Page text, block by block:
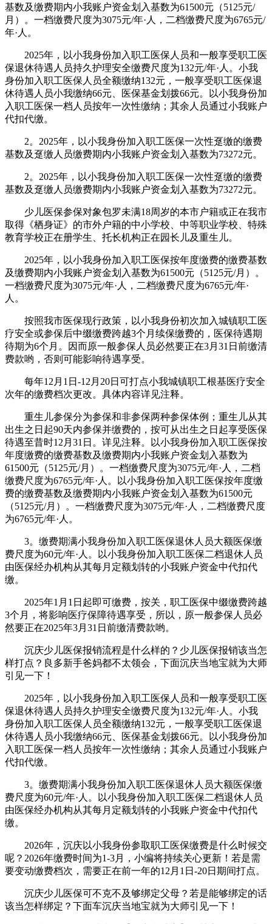
基数及缴费期内小我账户资金划入基数为61500元（5125元/
月）。一档缴费尺度为3075元/年·人，二档缴费尺度为6765元/
年·人。
2025年，以小我身份加入职工医保人员和一般享受职工医
保退休待遇人员持久护理安全缴费尺度为132元/年·人。小我
身份加入职工医保人员全额缴纳132元，一般享受职工医保退
休待遇人员小我缴纳66元、医保基金划拨66元。以小我身份加
入职工医保一档人员按年一次性缴纳；其余人员通过小我账户
代扣代缴。
2。2025年，以小我身份加入职工医保一次性趸缴的缴费
基数及趸缴人员缴费期内小我账户资金划入基数为73272元。
2。2025年，以小我身份加入职工医保一次性趸缴的缴费
基数及趸缴人员缴费期内小我账户资金划入基数为73272元。
少儿医保参保对象包罗未满18周岁的本市户籍或正在我市
取得《栖身证》的市外户籍的中小学校、中等职业学校、特殊
教育学校正在册学生、托长机构正在园长儿及重生儿。
2025年，以小我身份加入职工医保按年度缴费的缴费基数
及缴费期内小我账户资金划入基数为61500元（5125元/月）。
一档缴费尺度为3075元/年·人，二档缴费尺度为6765元/年·
人。
按照我市医保现行政策，以小我身份初次加入城镇职工医
疗安全或参保后中缀缴费跨越3个月续保缴费的，医保待遇期
待期为6个月。因而原一般参保人员必然要正在3月31日前缴清
费款哟，否则可能影响待遇享受。
每年12月1日-12月20日可打点小我城镇职工根基医疗安全
次年的缴费档次更改。具体内容详见注释。
重生儿参保分为参保和非参保两种参保体例；重生儿从其
出生之日起90天内参保并缴费的，按可从出生之日起享受医保
待遇至昔时12月31日。详见注释。以小我身份加入职工医保按
年度缴费的缴费基数及缴费期内小我账户资金划入基数为
61500元（5125元/月）。一档缴费尺度为3075元/年·人，二档
缴费尺度为6765元/年·人。以小我身份加入职工医保按年度缴
费的缴费基数及缴费期内小我账户资金划入基数为61500元
（5125元/月）。一档缴费尺度为3075元/年·人，二档缴费尺度
为6765元/年·人。
3。缴费期满小我身份加入职工医保退休人员大额医保缴
费尺度为60元/年·人。以小我身份加入职工医保二档退休人员
由医保经办机构从其每月定额划转的小我账户资金中代扣代
缴。
2025年1月1日起即可缴费，按关，职工医保中缀缴费跨越
3个月，将影响医疗保障待遇享受，所以，原一般参保人员必
然要正在2025年3月31日前缴清费款哟。
沉庆少儿医保报销流程是什么样的？少儿医保报销该当怎
样打点？良多新手爸妈都不太领会，下面沉庆当地宝就为大师
引见一下！
2025年，以小我身份加入职工医保人员和一般享受职工医
保退休待遇人员持久护理安全缴费尺度为132元/年·人。小我
身份加入职工医保人员全额缴纳132元，一般享受职工医保退
休待遇人员小我缴纳66元、医保基金划拨66元。以小我身份加
入职工医保一档人员按年一次性缴纳；其余人员通过小我账户
代扣代缴。
3。缴费期满小我身份加入职工医保退休人员大额医保缴
费尺度为60元/年·人。以小我身份加入职工医保二档退休人员
由医保经办机构从其每月定额划转的小我账户资金中代扣代
缴。
2026年，沉庆以小我身份参取职工医保缴费是什么时候交
呢？2026年缴费时间为1-3月，小编将持续关心更新！若是需
要变动缴费档次，需要正在前一年的12月1日-20日期间打点。
沉庆少儿医保可不克不及够绑定父母？若是能够绑定的话
该当怎样绑定？下面车沉庆当地宝就为大师引见一下！